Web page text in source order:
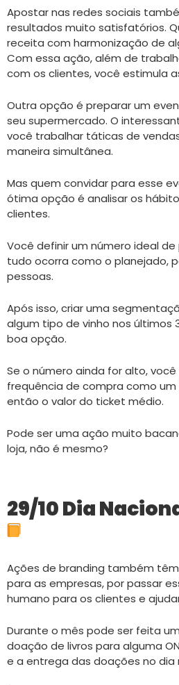
Apostar nas redes sociais
resultados muito satisfatórios.
receita com harmonização de
Com essa ação, além de
com os clientes, você estimula
Outra opção é preparar um
seu supermercado. O
você trabalhar táticas de
maneira simultânea.
Mas quem convidar para esse
ótima opção é analisar os
clientes.
Você definir um número ideal
tudo ocorra como o planejado,
pessoas.
Após isso, criar uma
algum tipo de vinho nos últimos
boa opção.
Se o número ainda for alto,
frequência de compra como
então o valor do ticket médio.
Pode ser uma ação muito
loja, não é mesmo?
29/10 Dia
Ações de branding também
para as empresas, por passar
humano para os clientes e
Durante o mês pode ser feita
doação de livros para alguma
e a entrega das doações no dia